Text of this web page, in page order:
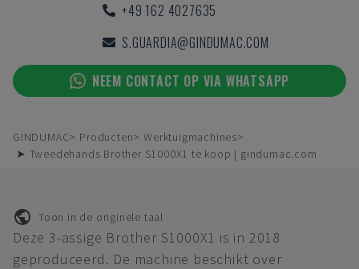
+49 162 4027635
S.GUARDIA@GINDUMAC.COM
NEEM CONTACT OP VIA WHATSAPP
GINDUMAC Producten
Werktuigmachines
➤ Tweedehands Brother S1000X1 te koop | gindumac.com
Toon in de originele taal
Deze 3-assige Brother S1000X1 is in 2018
geproduceerd. De machine beschikt over